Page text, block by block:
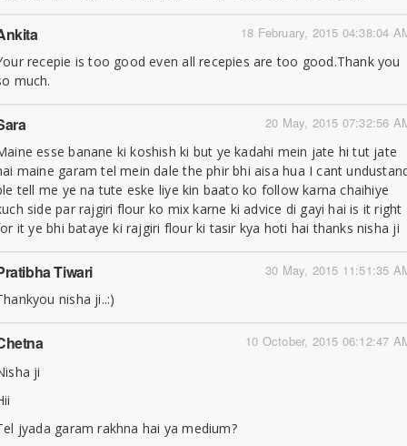
18 February, 2015 04:38:04
recepie is too good even all recepies are too good.Thank you
much.
20 May, 2015 07:32:56
esse banane ki koshish ki but ye kadahi mein jate hi tut jate
maine garam tel mein dale the phir bhi aisa hua I cant
tell me ye na tute eske liye kin baato ko follow karna chaihiye
side par rajgiri flour ko mix karne ki advice di gayi hai is it right
it ye bhi bataye ki rajgiri flour ki tasir kya hoti hai thanks nisha ji
30 May, 2015 11:51:35
Tiwari
nisha ji..:)
10 October, 2015 06:12:47
ji
jyada garam rakhna hai ya medium?